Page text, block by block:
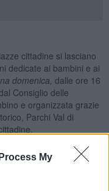
My
cittadine si lasciano
dedicate ai bambini e ai
domenica, dalle ore 16
Consiglio delle
e organizzata grazie
Parchi Val di